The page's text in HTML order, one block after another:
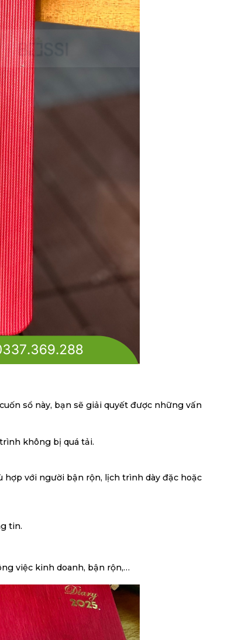
sổ này, bạn sẽ giải quyết được những vấn
không bị quá tải.
với người bận rộn, lịch trình dày đặc hoặc
tin.
việc kinh doanh, bận rộn,…